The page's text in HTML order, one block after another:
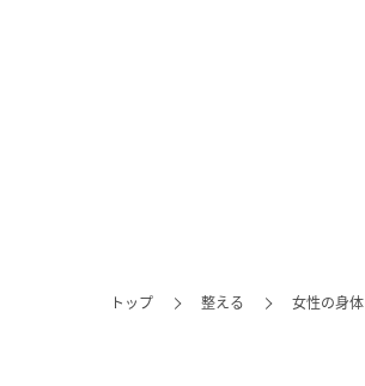
トップ 整える 女性の身体